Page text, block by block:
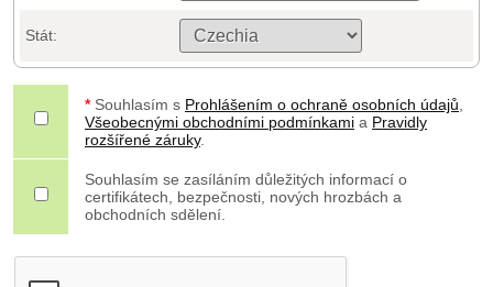
Stát:
* Souhlasím s Prohlášením o ochraně osobních údajů
Všeobecnými obchodními podmínkami a Pravidly
rozšířené záruky.
Souhlasím se zasíláním důležitých informací o
certifikátech, bezpečnosti, nových hrozbách a
obchodních sdělení.